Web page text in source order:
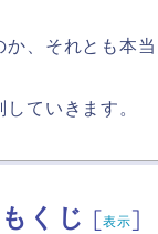
か、それとも本
ていきます。
もくじ [表示]